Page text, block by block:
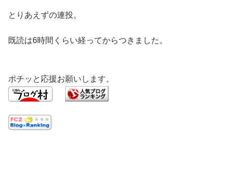
とりあえずの連投。
既読は6時間くらい経ってからつきました。
ポチッと応援お願いします。